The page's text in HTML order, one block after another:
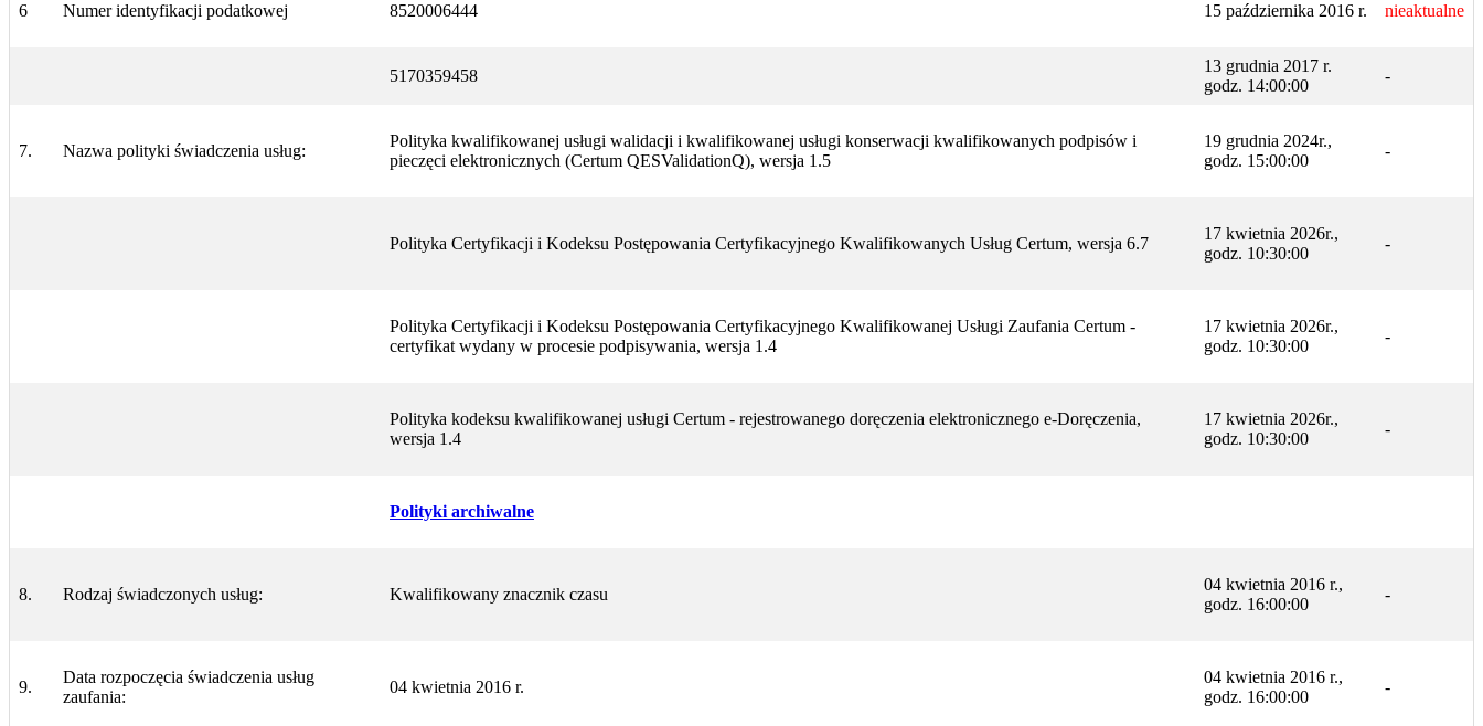
6 Numer identyfikacji podatkowej 8520006444 15 października 2016 r. nieaktualne
5170359458
13 grudnia 2017 r.
godz. 14:00:00
-
7. Nazwa polityki świadczenia usług:
Polityka kwalifikowanej usługi walidacji i kwalifikowanej usługi konserwacji kwalifikowanych podpisów i
pieczęci elektronicznych (Certum QESValidationQ), wersja 1.5
19 grudnia 2024r.,
godz. 15:00:00
-
Polityka Certyfikacji i Kodeksu Postępowania Certyfikacyjnego Kwalifikowanych Usług Certum, wersja 6.7
17 kwietnia 2026r.,
godz. 10:30:00
-
Polityka Certyfikacji i Kodeksu Postępowania Certyfikacyjnego Kwalifikowanej Usługi Zaufania Certum -
certyfikat wydany w procesie podpisywania, wersja 1.4
17 kwietnia 2026r.,
godz. 10:30:00
-
Polityka kodeksu kwalifikowanej usługi Certum - rejestrowanego doręczenia elektronicznego e-Doręczenia,
wersja 1.4
17 kwietnia 2026r.,
godz. 10:30:00
-
Polityki archiwalne
8. Rodzaj świadczonych usług: Kwalifikowany znacznik czasu
04 kwietnia 2016 r.,
godz. 16:00:00
-
9.
Data rozpoczęcia świadczenia usług
zaufania:
04 kwietnia 2016 r.
04 kwietnia 2016 r.,
godz. 16:00:00
-